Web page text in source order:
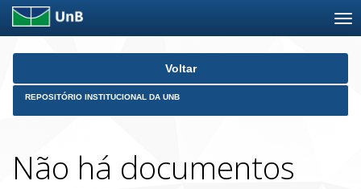
Skip
Voltar
REPOSITÓRIO INSTITUCIONAL DA UNB
Não há documentos